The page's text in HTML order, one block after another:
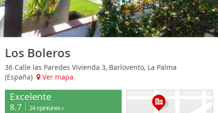
Los Boleros
36 Calle las Paredes Vivienda 3, Barlovento, La Palma
(España)
Ver mapa
Excelente
8.7 24 opiniones